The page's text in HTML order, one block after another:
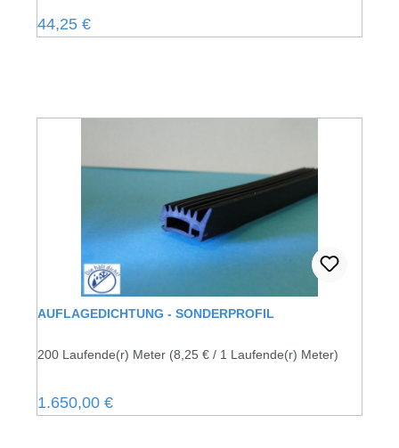
Regulärer Preis:
44,25 €
AUFLAGEDICHTUNG - SONDERPROFIL
200 Laufende(r) Meter (8,25 € / 1 Laufende(r) Meter)
Regulärer Preis:
1.650,00 €